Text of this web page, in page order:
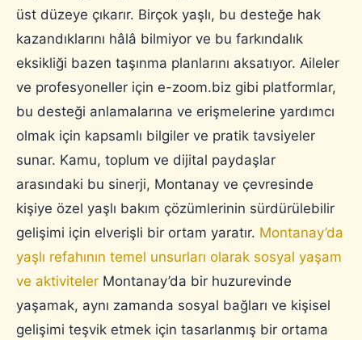
üst düzeye çıkarır. Birçok yaşlı, bu desteğe hak
kazandıklarını hâlâ bilmiyor ve bu farkındalık
eksikliği bazen taşınma planlarını aksatıyor. Aileler
ve profesyoneller için e-zoom.biz gibi platformlar,
bu desteği anlamalarına ve erişmelerine yardımcı
olmak için kapsamlı bilgiler ve pratik tavsiyeler
sunar. Kamu, toplum ve dijital paydaşlar
arasındaki bu sinerji, Montanay ve çevresinde
kişiye özel yaşlı bakım çözümlerinin sürdürülebilir
gelişimi için elverişli bir ortam yaratır. Montanay’da
yaşlı refahının temel unsurları olarak sosyal yaşam
ve aktiviteler Montanay’da bir huzurevinde
yaşamak, aynı zamanda sosyal bağları ve kişisel
gelişimi teşvik etmek için tasarlanmış bir ortama